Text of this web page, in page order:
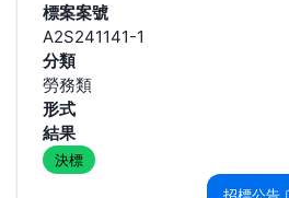
標案案號
A2S241141-1
分類
勞務類
形式
結果
決標
招標公告